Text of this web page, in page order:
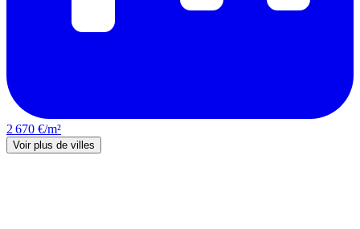
2 670 €/m²
Voir plus de villes